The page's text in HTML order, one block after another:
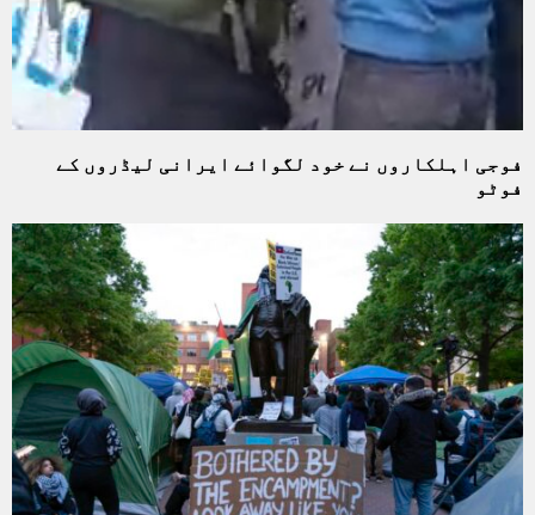
فوجی اہلکاروں نے خود لگوائے ایرانی لیڈروں کے
فوٹو